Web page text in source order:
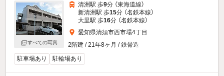
すべての写真
清洲駅 歩9分 （東海道線）
新清洲駅 歩15分 （名鉄本線）
大里駅 歩16分 （名鉄本線）
愛知県清須市西市場4丁目
2階建 / 21年8ヶ月 / 鉄骨造
駐車場あり
駐輪場あり